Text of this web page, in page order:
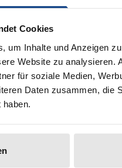
Cookies
um Inhalte und Anzeigen
Website zu
für soziale Medien,
Daten zusammen, die
Bibliografische Angaben
mit dem besten Ruf
von Familie und